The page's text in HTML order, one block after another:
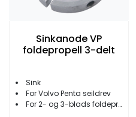
Sinkanode VP
foldepropell 3-delt
Sink
For Volvo Penta seildrev
For 2- og 3-blads foldepropell